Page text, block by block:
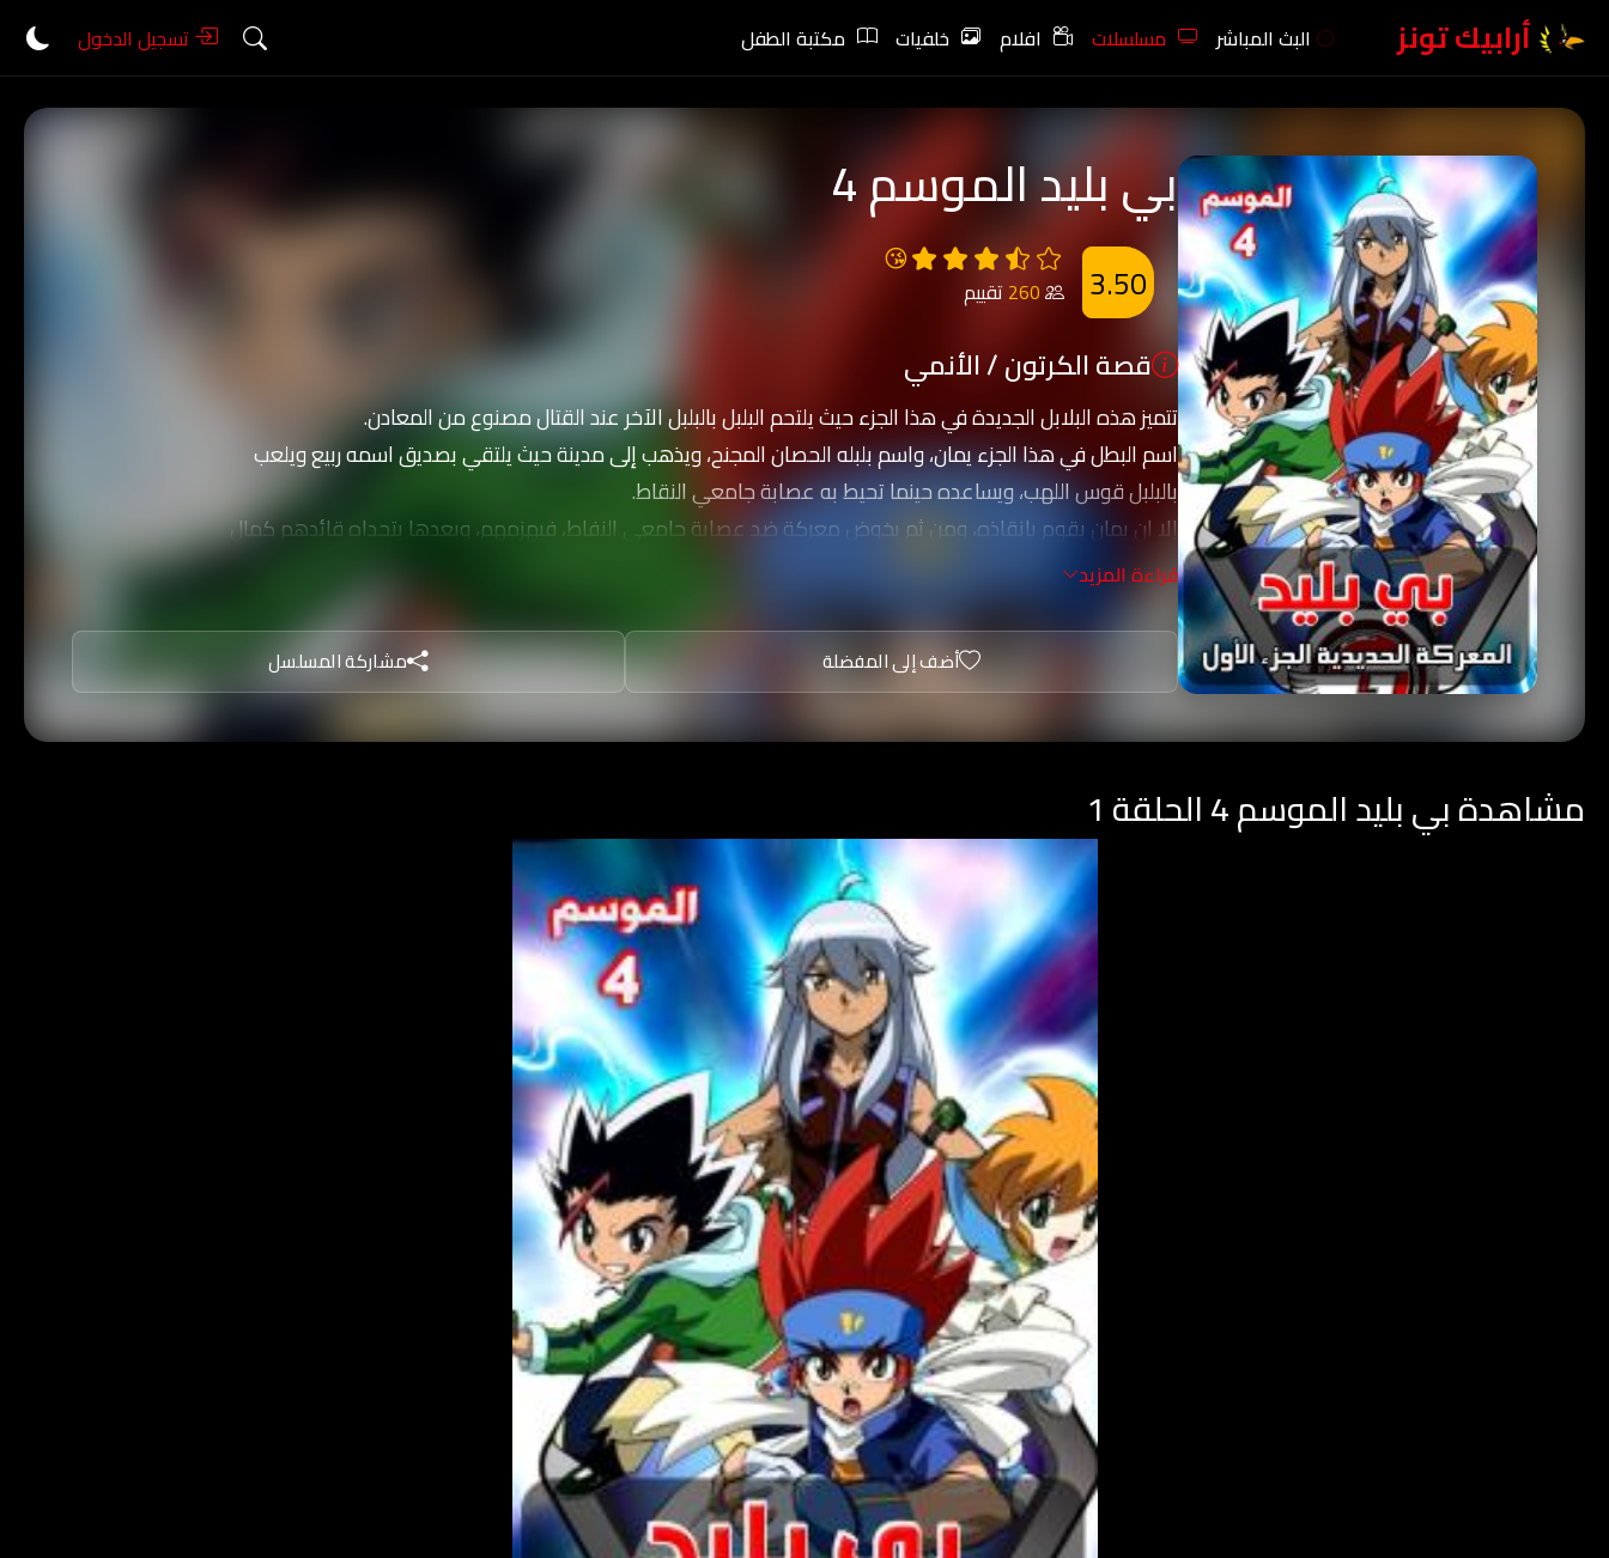
أرابيك تونز البث المباشر مسلسلات افلام خلفيات مكتبة الطفل تسجيل الدخول
بي بليد الموسم 4
😘
260 تقييم 3.50
قصة الكرتون / الأنمي
تتميز هذه البلابل الجديدة في هذا الجزء حيث يلتحم البلبل بالبلبل الآخر عند القتال مصنوع من المعادن.
اسم البطل في هذا الجزء يمان، واسم بلبله الحصان المجنح، ويذهب إلى مدينة حيث يلتقي بصديق اسمه ربيع ويلعب
بالبلبل قوس اللهب، ويساعده حينما تحيط به عصابة جامعي النقاط.
إلا ان يمان يقوم بانقاذه، ومن ثم يخوض معركة ضد عصابة جامعي النفاط، فيهزمهم، وبعدها يتحداه قائدهم كمال
الذي يملك بلبل الليث الضاري.
قراءة المزيد
أضف إلى المفضلة مشاركة المسلسل
مشاهدة بي بليد الموسم 4 الحلقة 1